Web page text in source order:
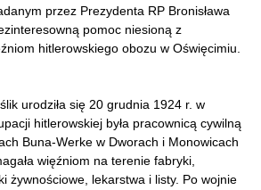
przez Prezydenta RP Bronisława
pomoc niesioną z
hitlerowskiego obozu w Oświęcimiu.
urodziła się 20 grudnia 1924 r. w
hitlerowskiej była pracownicą cywilną
Buna-Werke w Dworach i Monowicach
więźniom na terenie fabryki,
żywnościowe, lekarstwa i listy. Po wojnie